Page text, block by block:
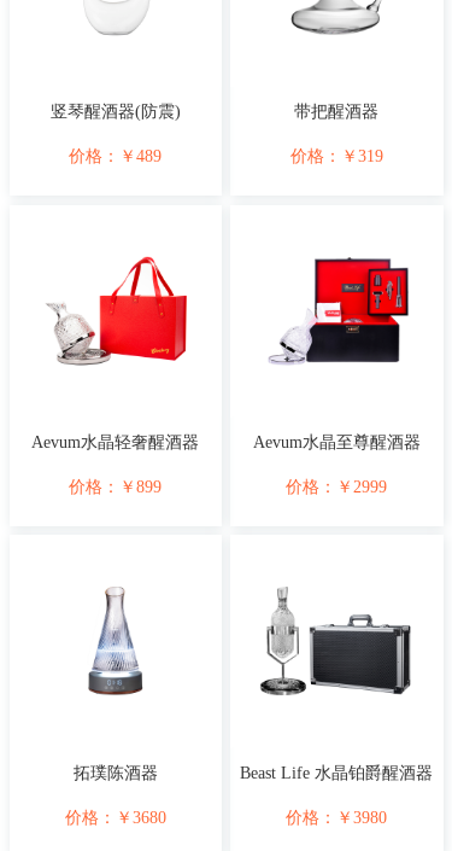
竖琴醒酒器(防震)
价格： ￥489
带把醒酒器
价格： ￥ 319
Aevum水晶轻奢醒酒器
价格： ￥899
Aevum水晶至尊醒酒器
价格： ￥ 2999
拓璞陈酒器
价格： ￥ 3680
Beast Life 水晶铂爵醒酒器
价格： ￥3980